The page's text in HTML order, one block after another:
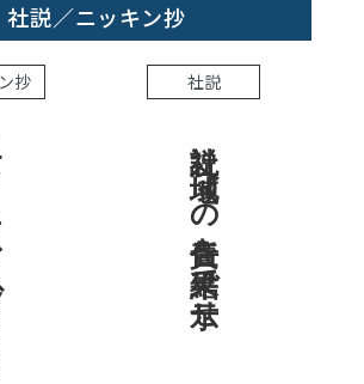
社説／ニッキン抄
抄 社説
社説 地域への責任を結果で示せ